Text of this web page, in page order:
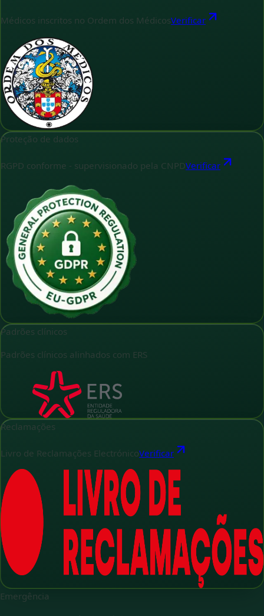
Médicos inscritos no Ordem dos MédicosVerificar
Proteção de dados
RGPD conforme - supervisionado pela CNPDVerificar
Padrões clínicos
Padrões clínicos alinhados com ERS
Reclamações
Livro de Reclamações ElectrónicoVerificar
Emergência